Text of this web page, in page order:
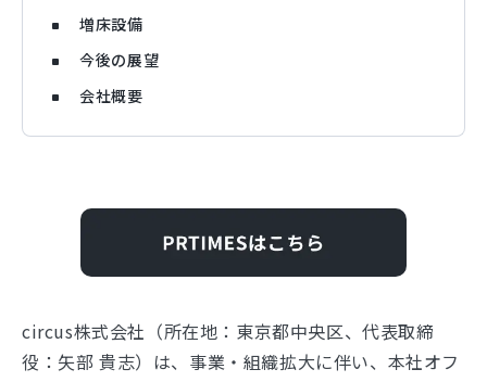
増床設備
今後の展望
会社概要
circus株式会社（所在地：東京都中央区、代表取締
役：⽮部 貴志）は、事業・組織拡大に伴い、本社オフ